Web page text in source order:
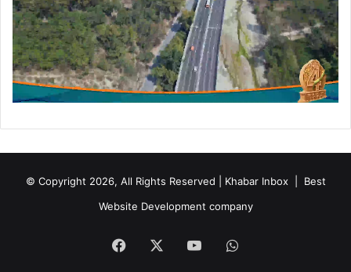
© Copyright 2026, All Rights Reserved | Khabar Inbox | Best
Website Development company
Facebook YouTubeWhatsApp